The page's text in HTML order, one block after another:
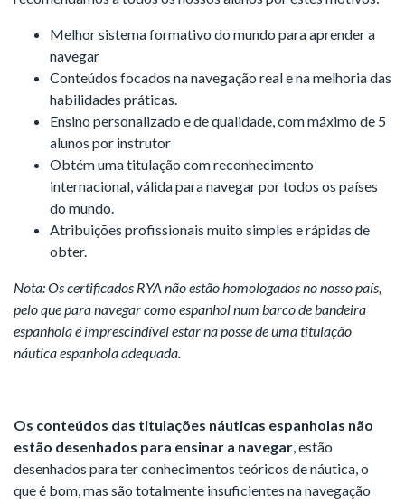
Melhor sistema formativo do mundo para aprender a
navegar
Conteúdos focados na navegação real e na melhoria das
habilidades práticas.
Ensino personalizado e de qualidade, com máximo de 5
alunos por instrutor
Obtém uma titulação com reconhecimento
internacional, válida para navegar por todos os países
do mundo.
Atribuições profissionais muito simples e rápidas de
obter.
Nota: Os certificados RYA não estão homologados no nosso país,
pelo que para navegar como espanhol num barco de bandeira
espanhola é imprescindível estar na posse de uma titulação
náutica espanhola adequada.
Os conteúdos das titulações náuticas espanholas não
estão desenhados para ensinar a navegar , estão
desenhados para ter conhecimentos teóricos de náutica, o
que é bom, mas são totalmente insuficientes na navegação